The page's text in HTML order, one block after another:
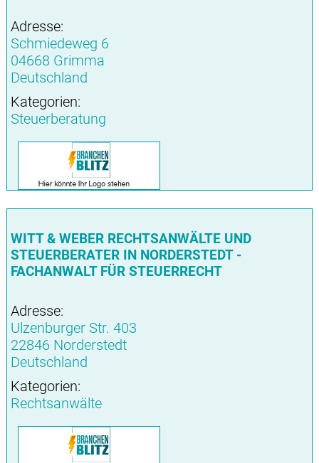
Adresse:
Schmiedeweg 6
04668 Grimma
Deutschland
Kategorien:
Steuerberatung
WITT & WEBER RECHTSANWÄLTE UND
STEUERBERATER IN NORDERSTEDT -
FACHANWALT FÜR STEUERRECHT
Adresse:
Ulzenburger Str. 403
22846 Norderstedt
Deutschland
Kategorien:
Rechtsanwälte